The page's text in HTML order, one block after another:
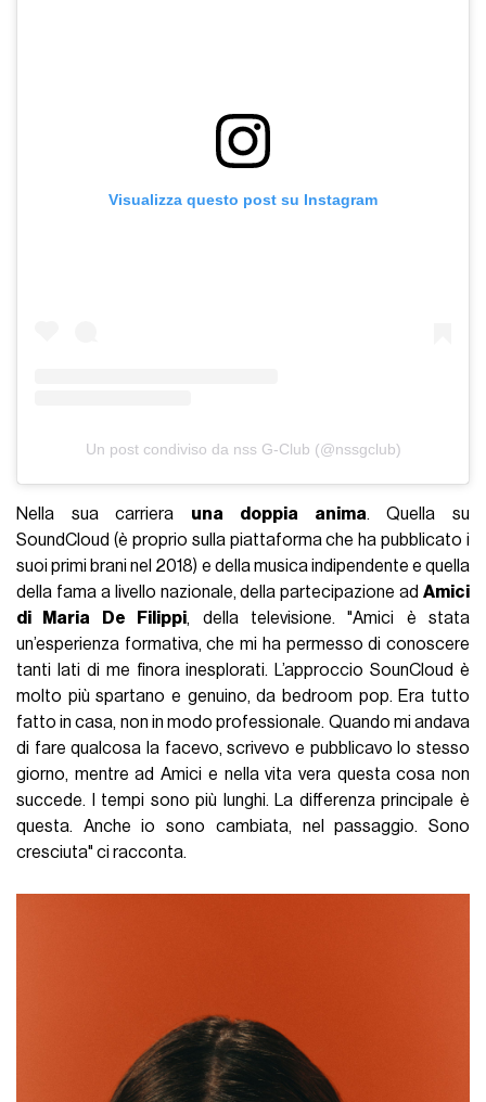
Visualizza questo post su Instagram
Un post condiviso da nss G-Club (@nssgclub)
Nella sua carriera una doppia anima. Quella su
SoundCloud (è proprio sulla piattaforma che ha pubblicato i
suoi primi brani nel 2018) e della musica indipendente e quella
della fama a livello nazionale, della partecipazione ad Amici
di Maria De Filippi, della televisione. "Amici è stata
un’esperienza formativa, che mi ha permesso di conoscere
tanti lati di me finora inesplorati. L’approccio SounCloud è
molto più spartano e genuino, da bedroom pop. Era tutto
fatto in casa, non in modo professionale. Quando mi andava
di fare qualcosa la facevo, scrivevo e pubblicavo lo stesso
giorno, mentre ad Amici e nella vita vera questa cosa non
succede. I tempi sono più lunghi. La differenza principale è
questa. Anche io sono cambiata, nel passaggio. Sono
cresciuta" ci racconta.